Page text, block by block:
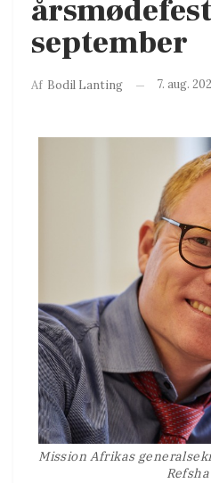
september
Af Bodil Lanting 7. aug.
Mission Afrikas